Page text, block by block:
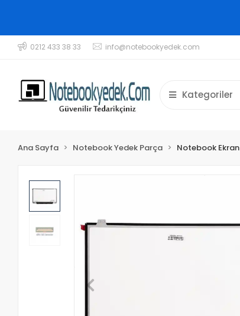
0212 433 38 33 info@notebookyedek.com
Kategoriler
Ana Sayfa Notebook Yedek Parça Notebook Ekran